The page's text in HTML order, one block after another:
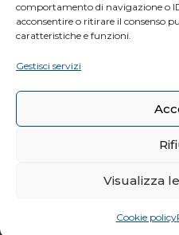
comportamento di navigazione o
acconsentire o ritirare il consenso
caratteristiche e funzioni.
Gestisci servizi
Visualizza
Cookie policy
CURIOSITÀ
NORME PER IL VIAGGIO
CONDIZIONI GENERALI